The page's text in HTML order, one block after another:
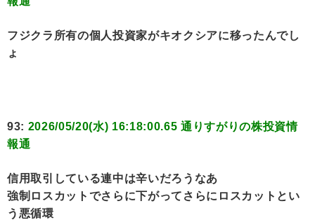
フジクラ所有の個人投資家がキオクシアに移ったんでし
ょ
93: 2026/05/20(水) 16:18:00.65 通りすがりの株投資情
報通
信用取引している連中は辛いだろうなあ
強制ロスカットでさらに下がってさらにロスカットとい
う悪循環